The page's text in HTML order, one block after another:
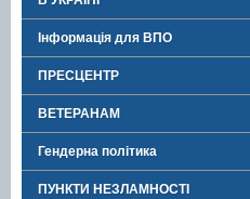
Інформація для ВПО
ПРЕСЦЕНТР
ВЕТЕРАНАМ
Гендерна політика
ПУНКТИ НЕЗЛАМНОСТІ